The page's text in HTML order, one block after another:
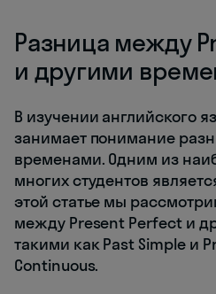
Разница между
и другими
В изучении английского
занимает понимание
временами. Одним из
многих студентов
этой статье мы
между Present Perfect и
такими как Past Simple и
Continuous.